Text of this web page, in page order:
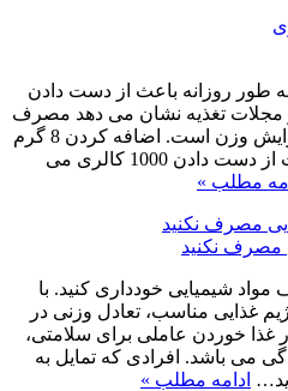
طور روزانه باعث از دست دادن
مجلات تغذیه نشان می دهد مصرف
فیبر راهی برای جلوگیری از افزایش وزن است. اضافه کردن 8 گرم
فیبر در رژیم غذایی روزانه باعث از دست دادن 1000 کالری می
مطلب »
مصرف نکنید
شیمیایی خودداری کنید. با
غذایی مناسب، تعادل وزنی در
غذا خوردن عاملی برای سلامتی،
می باشد. افرادی که تمایل به
ادامه مطلب »